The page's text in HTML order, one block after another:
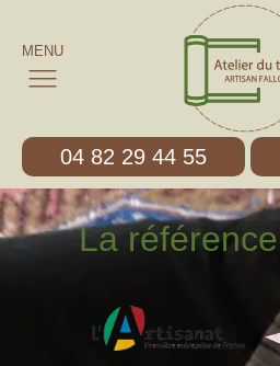
MENU
04 82 29 44 55
La